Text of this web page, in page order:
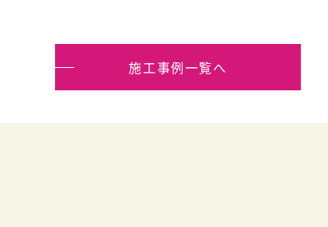
施工事例一覧へ